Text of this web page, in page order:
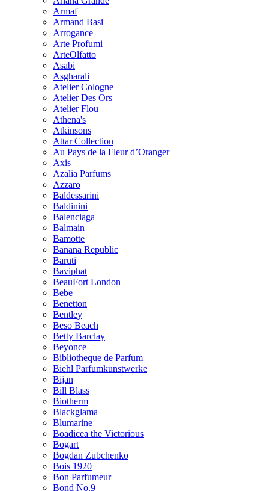
Armaf
Armand Basi
Arrogance
Arte Profumi
ArteOlfatto
Asabi
Asgharali
Atelier Cologne
Atelier Des Ors
Atelier Flou
Athena's
Atkinsons
Attar Collection
Au Pays de la Fleur d’Oranger
Axis
Azalia Parfums
Azzaro
Baldessarini
Baldinini
Balenciaga
Balmain
Bamotte
Banana Republic
Baruti
Baviphat
BeauFort London
Bebe
Benetton
Bentley
Beso Beach
Betty Barclay
Beyonce
Bibliotheque de Parfum
Biehl Parfumkunstwerke
Bijan
Bill Blass
Biotherm
Blackglama
Blumarine
Boadicea the Victorious
Bogart
Bogdan Zubchenko
Bois 1920
Bon Parfumeur
Bond No.9